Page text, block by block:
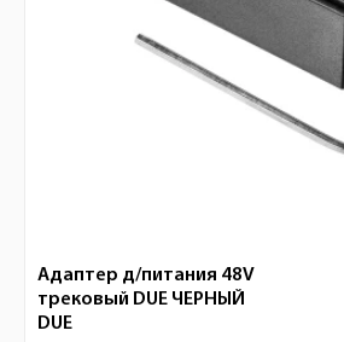
Адаптер д/питания 48V
трековый DUE ЧЕРНЫЙ
DUE